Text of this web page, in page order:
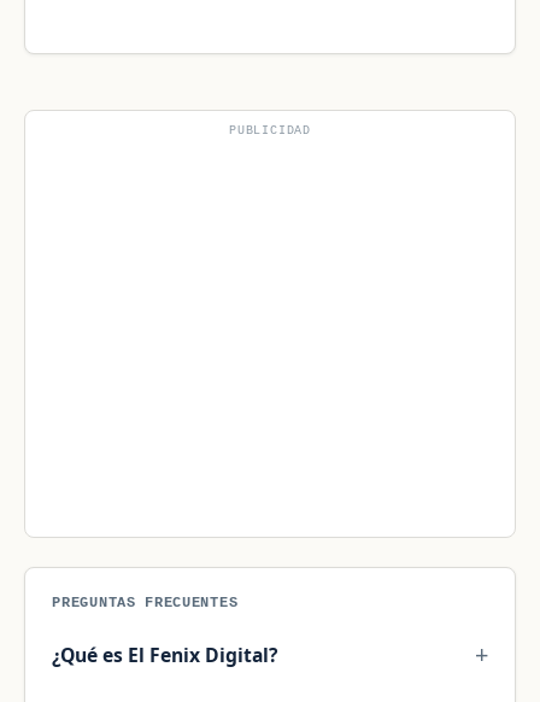
PUBLICIDAD
PREGUNTAS FRECUENTES
¿Qué es El Fenix Digital?